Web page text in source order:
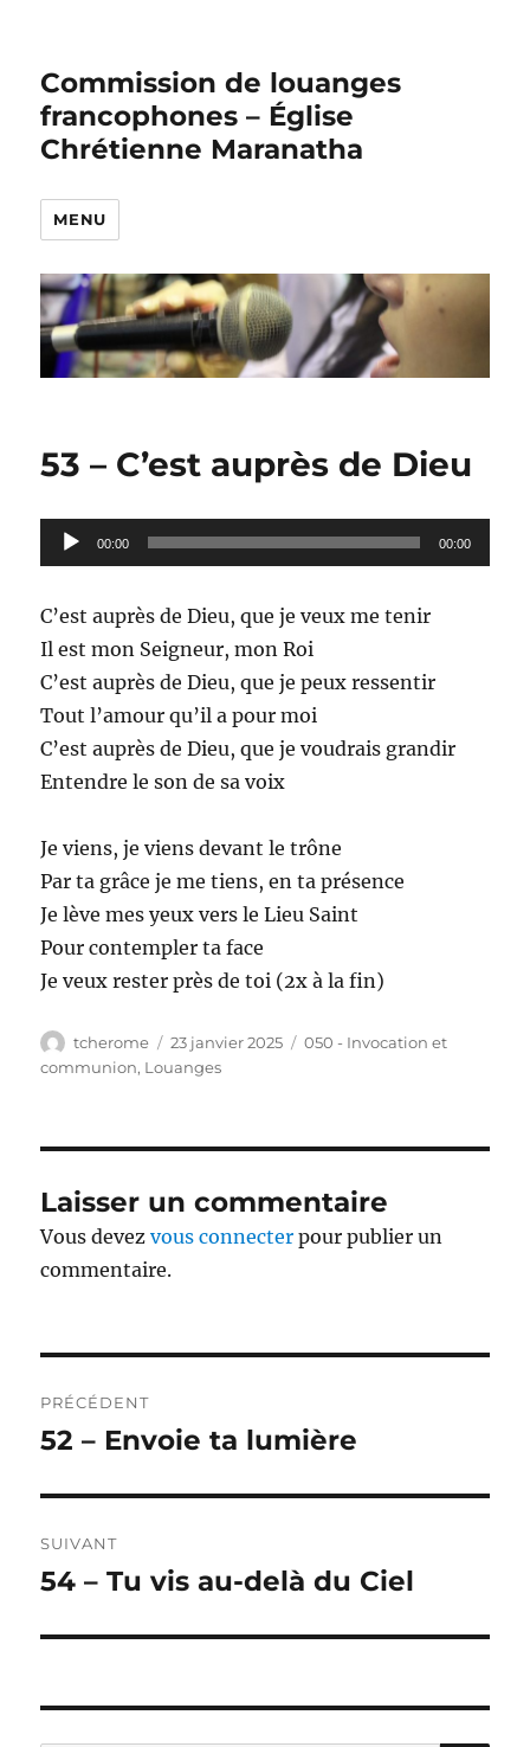
Commission de louanges
francophones – Église
Chrétienne Maranatha
MENU
53 – C’est auprès de Dieu
Lecteur
audio
00:00 00:00
C’est auprès de Dieu, que je veux me tenir
Il est mon Seigneur, mon Roi
C’est auprès de Dieu, que je peux ressentir
Tout l’amour qu’il a pour moi
C’est auprès de Dieu, que je voudrais grandir
Entendre le son de sa voix
Je viens, je viens devant le trône
Par ta grâce je me tiens, en ta présence
Je lève mes yeux vers le Lieu Saint
Pour contempler ta face
Je veux rester près de toi (2x à la fin)
Auteur
tcherome
Publié
le
23 janvier 2025 Catégories
050 - Invocation et
communion, Louanges
Laisser un commentaire
Vous devezvous connecter pour publier un
commentaire.
de
PRÉCÉDENT
Publication
52 – Envoie ta lumière
SUIVANT
Publication
54 – Tu vis au-delà du Ciel